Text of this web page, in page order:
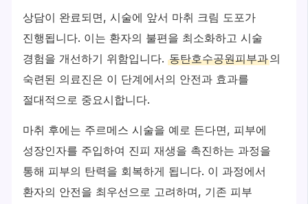
상담이 완료되면, 시술에 앞서 마취 크림 도포가
진행됩니다. 이는 환자의 불편을 최소화하고 시술
경험을 개선하기 위함입니다.동탄호수공원피부과의
숙련된 의료진은 이 단계에서의 안전과 효과를
절대적으로 중요시합니다.
마취 후에는 주르메스 시술을 예로 든다면, 피부에
성장인자를 주입하여 진피 재생을 촉진하는 과정을
통해 피부의 탄력을 회복하게 됩니다. 이 과정에서
환자의 안전을 최우선으로 고려하며, 기존 피부